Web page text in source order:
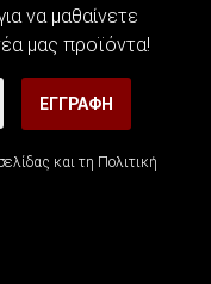
να μαθαίνετε
μας προϊόντα!
ΕΓΓΡΑΦΗ
και τη Πολιτική